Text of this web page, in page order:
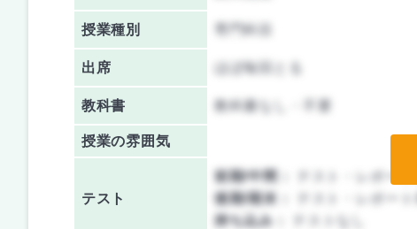
授業種別 専門科目
出席 ほぼ毎回とる
教科書 教科書なし・不要
授業の雰囲気
テスト
前期/中間：
後期/期末：
持ち込み：